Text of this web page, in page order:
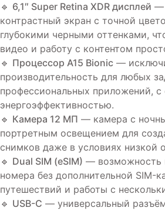
🔹 6,1″ Super Retina XDR дисплей —
контрастный экран с точной
глубокими черными оттенками,
видео и работу с контентом
🔹 Процессор A15 Bionic —
производительность для любых
профессиональных приложений, с
энергоэффективностью.
🔹 Камера 12 МП — камера с
портретным освещением для
снимков даже в условиях низкой
🔹 Dual SIM (eSIM) — возможность
номера без дополнительной SIM-
путешествий и работы с
🔹 USB-C — универсальный